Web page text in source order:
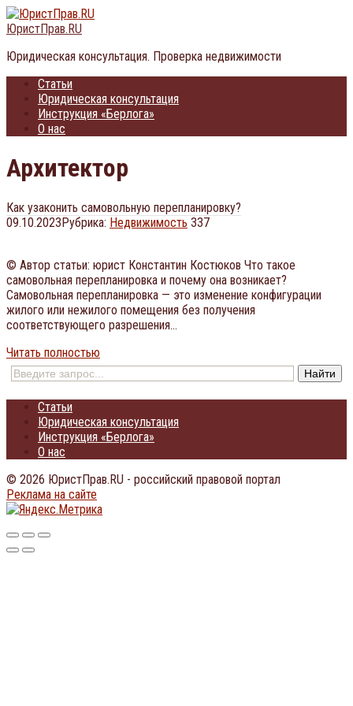
Перейти
к
ЮристПрав.RU
Юридическая консультация. Проверка недвижимости
Статьи
Юридическая консультация
Инструкция «Берлога»
О нас
Архитектор
Как узаконить самовольную перепланировку?
09.10.2023Рубрика: Недвижимость 337
© Автор статьи: юрист Константин Костюков Что такое
самовольная перепланировка и почему она возникает?
Самовольная перепланировка — это изменение конфигурации
жилого или нежилого помещения без получения
соответствующего разрешения…
Читать полностью
Статьи
Юридическая консультация
Инструкция «Берлога»
О нас
© 2026 ЮристПрав.RU - российский правовой портал
Реклама на сайте